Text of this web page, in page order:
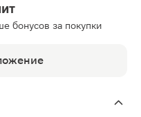
бонусов за покупки